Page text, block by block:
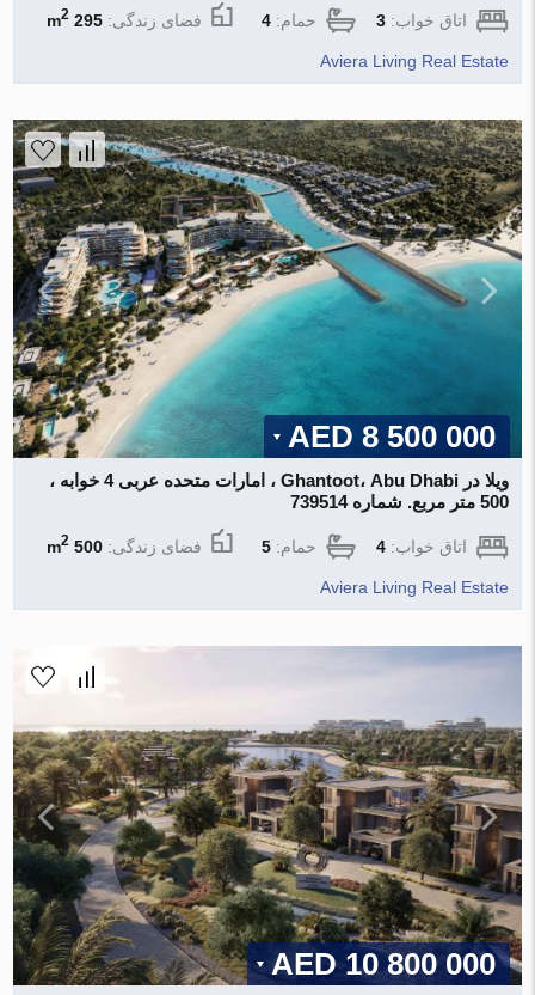
اتاق خواب:3 حمام:4 فضای زندگی:295 m
2
Aviera Living Real Estate
8 500 000 AED
ویلا در Ghantoot، Abu Dhabi ، امارات متحده عربی 4 خوابه ،
500 متر مربع. شماره 739514
اتاق خواب:4 حمام:5 فضای زندگی:500 m
2
Aviera Living Real Estate
10 800 000 AED